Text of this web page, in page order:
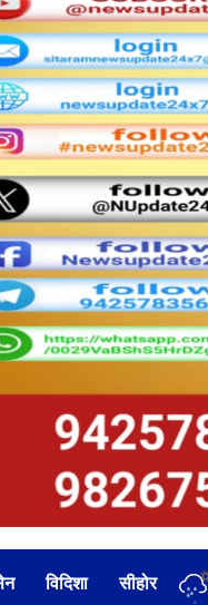
विदिशा सीहोर